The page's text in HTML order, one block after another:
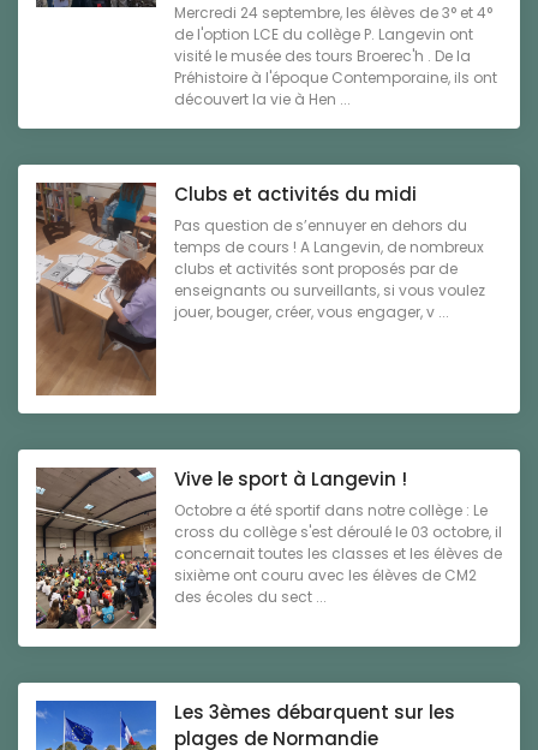
Mercredi 24 septembre, les élèves de 3° et 4°
de l'option LCE du collège P. Langevin ont
visité le musée des tours Broerec'h . De la
Préhistoire à l'époque Contemporaine, ils ont
découvert la vie à Hen ...
Clubs et activités du midi
Pas question de s’ennuyer en dehors du
temps de cours ! A Langevin, de nombreux
clubs et activités sont proposés par de
enseignants ou surveillants, si vous voulez
jouer, bouger, créer, vous engager, v ...
Vive le sport à Langevin !
Octobre a été sportif dans notre collège : Le
cross du collège s'est déroulé le 03 octobre, il
concernait toutes les classes et les élèves de
sixième ont couru avec les élèves de CM2
des écoles du sect ...
Les 3èmes débarquent sur les
plages de Normandie